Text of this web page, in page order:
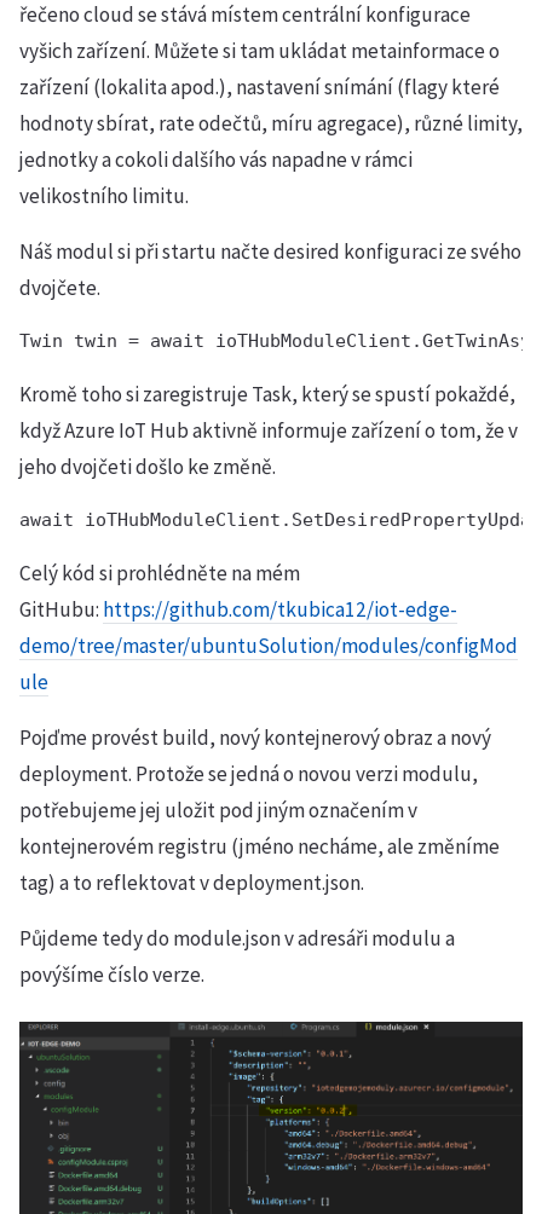
řečeno cloud se stává místem centrální konfigurace
vyšich zařízení. Můžete si tam ukládat metainformace o
zařízení (lokalita apod.), nastavení snímání (flagy které
hodnoty sbírat, rate odečtů, míru agregace), různé limity,
jednotky a cokoli dalšího vás napadne v rámci
velikostního limitu.
Náš modul si při startu načte desired konfiguraci ze svého
dvojčete.
Twin twin = await
Kromě toho si zaregistruje Task, který se spustí pokaždé,
když Azure IoT Hub aktivně informuje zařízení o tom, že v
jeho dvojčeti došlo ke změně.
await
Celý kód si prohlédněte na mém
GitHubu: https://github.com/tkubica12/iot-edge-
demo/tree/master/ubuntuSolution/modules/configMod
ule
Pojďme provést build, nový kontejnerový obraz a nový
deployment. Protože se jedná o novou verzi modulu,
potřebujeme jej uložit pod jiným označením v
kontejnerovém registru (jméno necháme, ale změníme
tag) a to reflektovat v deployment.json.
Půjdeme tedy do module.json v adresáři modulu a
povýšíme číslo verze.